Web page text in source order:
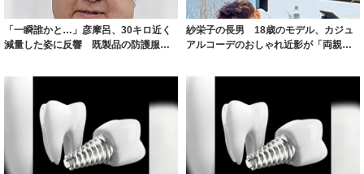
「一瞬誰かと…」彦摩呂、30キロ近く
減量した姿に反響 既製品の防護服が
紗栄子の長男 18歳のモデル、カジュ
アルコーデのおしゃれ近影が「両親の